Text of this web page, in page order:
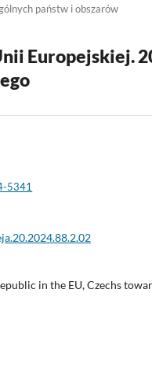
państw i obszarów
Europejskiej.
5341
in the EU, Czechs